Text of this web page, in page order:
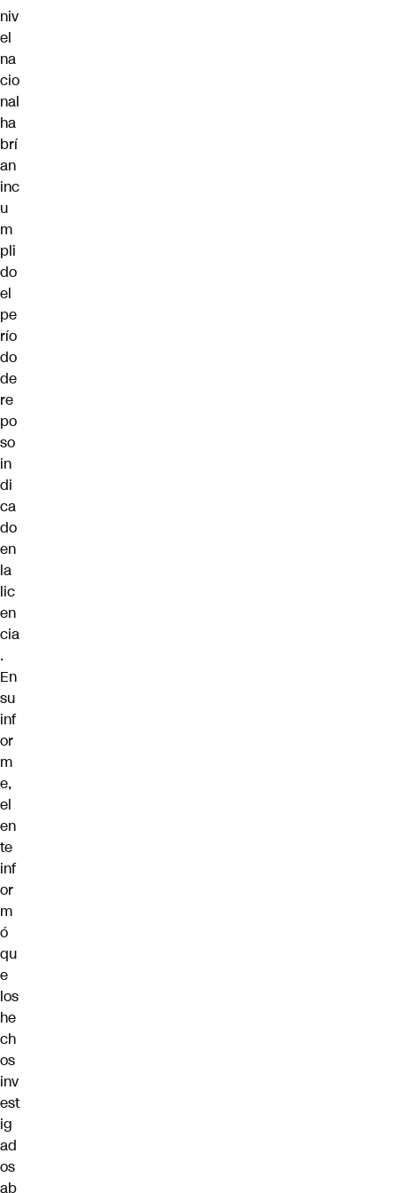
niv
el
na
cio
nal
ha
brí
an
inc
u
m
pli
do
el
pe
río
do
de
re
po
so
in
di
ca
do
en
la
lic
en
cia
.
En
su
inf
or
m
e,
el
en
te
inf
or
m
ó
qu
e
los
he
ch
os
inv
est
ig
ad
os
ab